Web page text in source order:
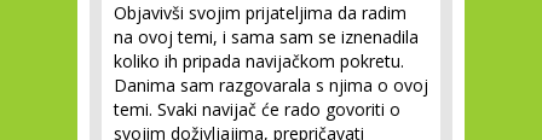
Objavivši svojim prijateljima da radim
na ovoj temi, i sama sam se iznenadila
koliko ih pripada navijačkom pokretu.
Danima sam razgovarala s njima o ovoj
temi. Svaki navijač će rado govoriti o
svojim doživljajima, prepričavati